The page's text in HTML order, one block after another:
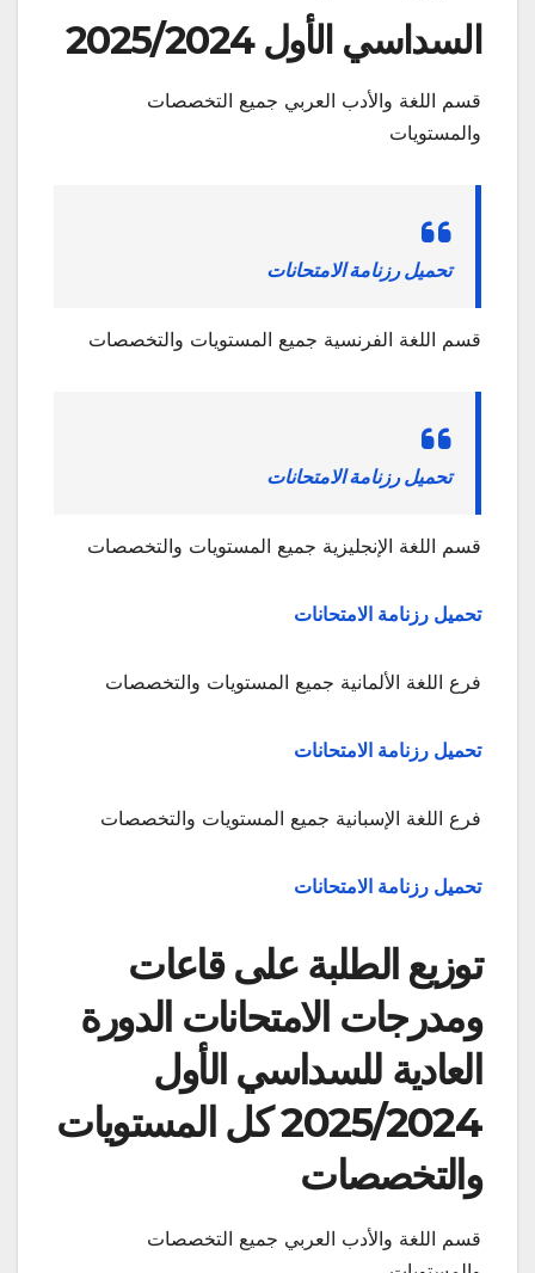
السداسي الأول 2025/2024
قسم اللغة والأدب العربي جميع التخصصات
والمستويات
تحميل رزنامة الامتحانات
قسم اللغة الفرنسية جميع المستويات والتخصصات
تحميل رزنامة الامتحانات
قسم اللغة الإنجليزية جميع المستويات والتخصصات
تحميل رزنامة الامتحانات
فرع اللغة الألمانية جميع المستويات والتخصصات
تحميل رزنامة الامتحانات
فرع اللغة الإسبانية جميع المستويات والتخصصات
تحميل رزنامة الامتحانات
توزيع الطلبة على قاعات
ومدرجات الامتحانات الدورة
العادية للسداسي الأول
2025/2024 كل المستويات
والتخصصات
قسم اللغة والأدب العربي جميع التخصصات